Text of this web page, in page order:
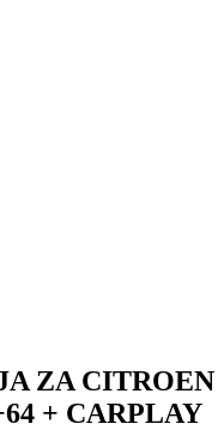
ZA CITROEN
+ CARPLAY